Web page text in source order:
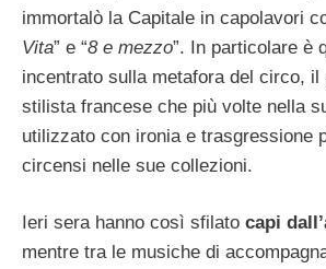
immortalò la Capitale in capolavori
Vita” e “8 e mezzo”. In particolare è
incentrato sulla metafora del circo, il
stilista francese che più volte nella
utilizzato con ironia e trasgressione
circensi nelle sue collezioni.
Ieri sera hanno così sfilato capi
mentre tra le musiche di